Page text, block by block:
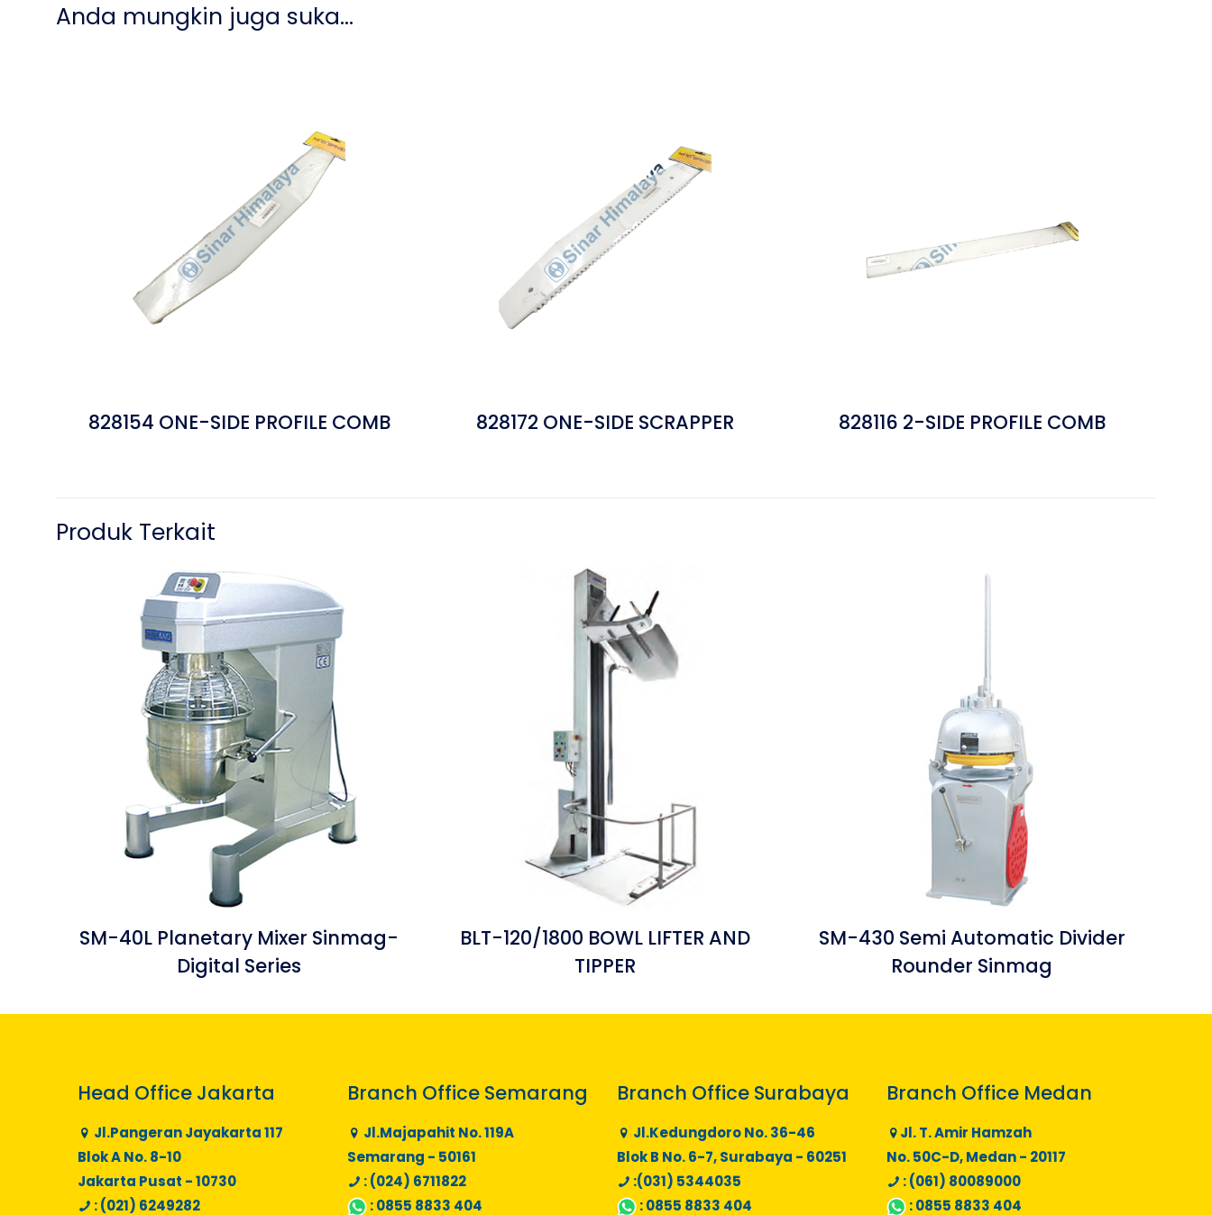
Anda mungkin juga suka…
828154 ONE-SIDE PROFILE COMB 828172 ONE-SIDE SCRAPPER 828116 2-SIDE PROFILE COMB
Produk Terkait
SM-40L Planetary Mixer Sinmag-
Digital Series
BLT-120/1800 BOWL LIFTER AND
TIPPER
SM-430 Semi Automatic Divider
Rounder Sinmag
Head Office Jakarta
Jl.Pangeran Jayakarta 117
Blok A No. 8-10
Jakarta Pusat - 10730
: (021) 6249282
Branch Office Semarang
Jl.Majapahit No. 119A
Semarang - 50161
: (024) 6711822
:0855 8833 404
Branch Office Surabaya
Jl.Kedungdoro No. 36-46
Blok B No. 6-7, Surabaya - 60251
:(031) 5344035
:0855 8833 404
Branch Office Medan
Jl. T. Amir Hamzah
No. 50C-D, Medan - 20117
: (061) 80089000
:0855 8833 404